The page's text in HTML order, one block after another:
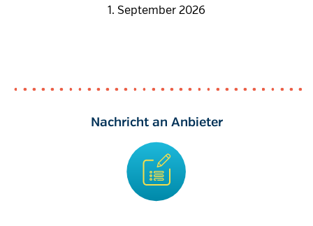
1. September 2026
Nachricht an Anbieter